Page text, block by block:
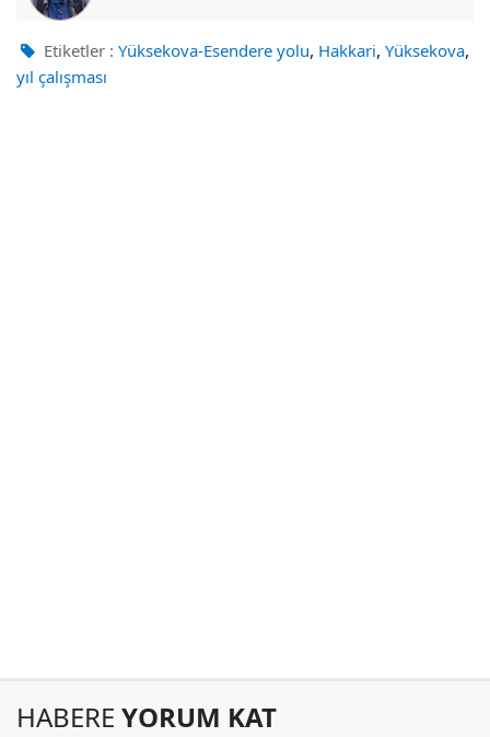
Etiketler : Yüksekova-Esendere yolu, Hakkari, Yüksekova,
yıl çalışması
HABERE YORUM KAT